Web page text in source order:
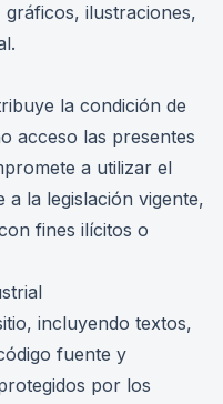
ilustraciones,
la condición de
acceso las presentes
a utilizar el
la legislación vigente,
fines ilícitos o
incluyendo textos,
fuente y
por los